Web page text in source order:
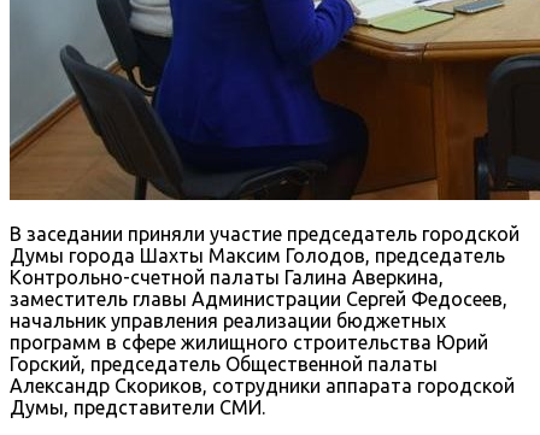
В заседании приняли участие председатель городской
Думы города Шахты Максим Голодов, председатель
Контрольно-счетной палаты Галина Аверкина,
заместитель главы Администрации Сергей Федосеев,
начальник управления реализации бюджетных
программ в сфере жилищного строительства Юрий
Горский, председатель Общественной палаты
Александр Скориков, сотрудники аппарата городской
Думы, представители СМИ.